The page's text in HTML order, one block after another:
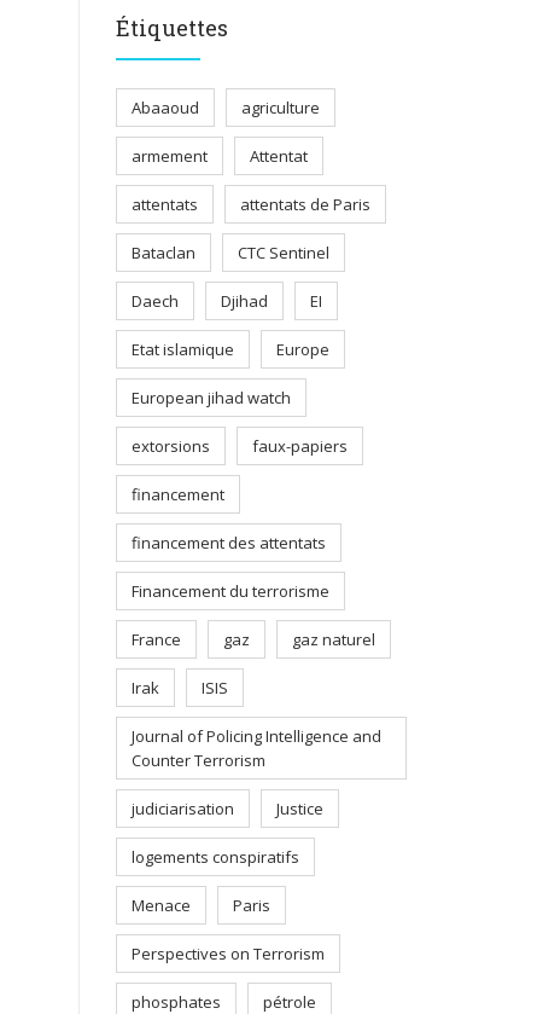
Étiquettes
Abaaoud agriculture
armement Attentat
attentats attentats de Paris
Bataclan CTC Sentinel
Daech Djihad EI
Etat islamique Europe
European jihad watch
extorsions faux-papiers
financement
financement des attentats
Financement du terrorisme
France gaz gaz naturel
Irak ISIS
Journal of Policing Intelligence and
Counter Terrorism
judiciarisation Justice
logements conspiratifs
Menace Paris
Perspectives on Terrorism
phosphates pétrole